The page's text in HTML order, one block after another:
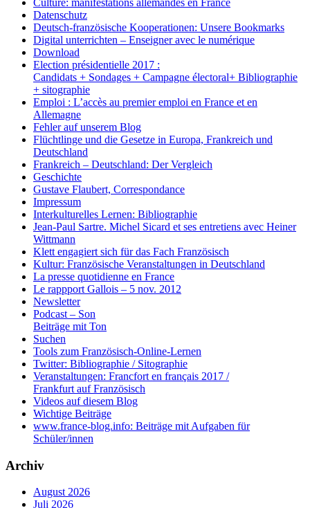
Datenschutz
Deutsch-französische Kooperationen: Unsere Bookmarks
Digital unterrichten – Enseigner avec le numérique
Download
Election présidentielle 2017 :
Candidats + Sondages + Campagne électoral+ Bibliographie
+ sitographie
Emploi : L’accès au premier emploi en France et en
Allemagne
Fehler auf unserem Blog
Flüchtlinge und die Gesetze in Europa, Frankreich und
Deutschland
Frankreich – Deutschland: Der Vergleich
Geschichte
Gustave Flaubert, Correspondance
Impressum
Interkulturelles Lernen: Bibliographie
Jean-Paul Sartre. Michel Sicard et ses entretiens avec Heiner
Wittmann
Klett engagiert sich für das Fach Französisch
Kultur: Französische Veranstaltungen in Deutschland
La presse quotidienne en France
Le rappport Gallois – 5 nov. 2012
Newsletter
Podcast – Son
Beiträge mit Ton
Suchen
Tools zum Französisch-Online-Lernen
Twitter: Bibliographie / Sitographie
Veranstaltungen: Francfort en français 2017 /
Frankfurt auf Französisch
Videos auf diesem Blog
Wichtige Beiträge
www.france-blog.info: Beiträge mit Aufgaben für
Schüler/innen
Archiv
August 2026
Juli 2026